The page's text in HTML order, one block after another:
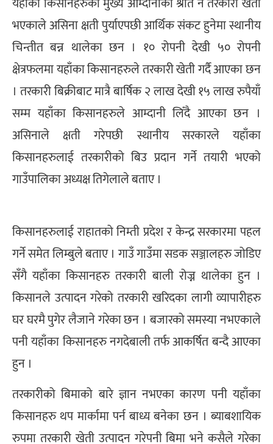
भएकाले असिना क्षती पुर्याएपछी आर्थिक संकट हुनेमा स्थानीय
चिन्तीत बन्न थालेका छन । १० रोपनी देखी ५० रोपनी
क्षेत्रफलमा यहाँका किसानहरुले तरकारी खेती गर्दै आएका छन
। तरकारी बिक्रीबाट मात्रै बार्षिक २ लाख देखी १५ लाख रुपैयाँ
सम्म यहाँका किसानहरुले आम्दानी लिँदै आएका छन ।
असिनाले क्षती गरेपछी स्थानीय सरकारले यहाँका
किसानहरुलाई तरकारीको बिउ प्रदान गर्ने तयारी भएको
गाउँपालिका अध्यक्ष तिगेलाले बताए ।
किसानहरुलाई राहातको निम्ती प्रदेश र केन्द्र सरकारमा पहल
गर्ने समेत लिम्बुले बताए । गाउँ गाउँमा सडक सञ्जालहरु जोडिए
सँगै यहाँका किसानहरु तरकारी बाली रोज्न थालेका हुन ।
किसानले उत्पादन गरेको तरकारी खरिदका लागी व्यापारीहरु
घर घरमै पुगेर लैजाने गरेका छन । बजारको समस्या नभएकाले
पनी यहाँका किसानहरु नगदेबाली तर्फ आकर्षित बन्दै आएका
हुन ।
तरकारीको बिमाको बारे ज्ञान नभएका कारण पनी यहाँका
किसानहरु थप मार्कामा पर्न बाध्य बनेका छन । ब्याबशायिक
रुपमा तरकारी खेती उत्पादन गरेपनी बिमा भने कसैले गरेका